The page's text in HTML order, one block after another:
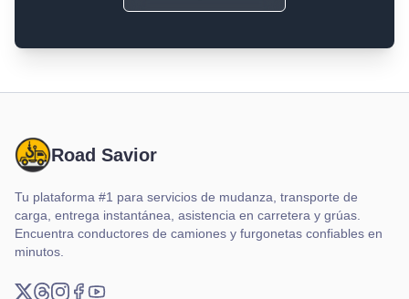
Road Savior
Tu plataforma #1 para servicios de mudanza, transporte de
carga, entrega instantánea, asistencia en carretera y grúas.
Encuentra conductores de camiones y furgonetas confiables en
minutos.